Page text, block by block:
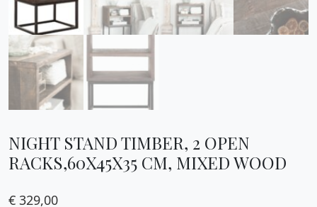
NIGHT STAND TIMBER, 2 OPEN
RACKS,60X45X35 CM, MIXED WOOD
€ 329,00